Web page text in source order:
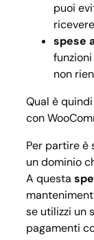
puoi
spese
non
Qual è
con
Per partire è
un dominio
A questa
se utilizzi un
pagamenti